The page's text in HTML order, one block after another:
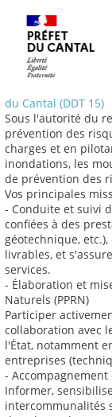
du Cantal (DDT 15)
Sous l'autorité du
prévention des
charges et en
inondations, les
de prévention des
Vos principales
- Conduite et suivi
confiées à des
géotechnique,
livrables, et
services.
- Élaboration et
Naturels (PPRN)
Participer
collaboration avec
l'État, notamment
entreprises
-
Informer,
intercommunalités